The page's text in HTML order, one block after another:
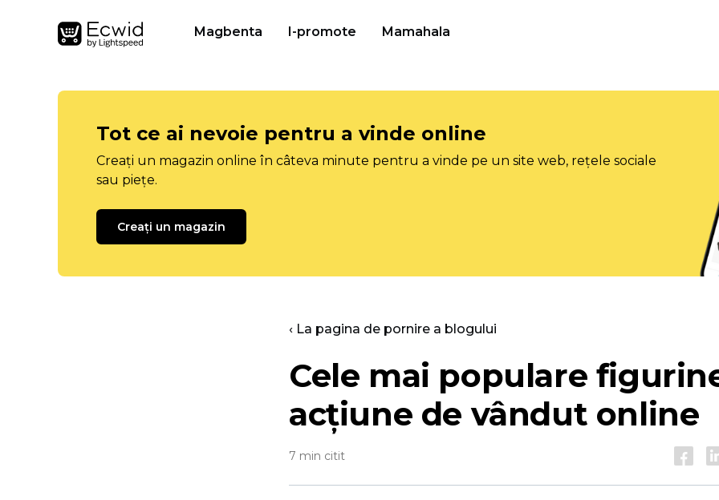
Magbenta I-promote Mamahala
Tot ce ai nevoie pentru a vinde online
Creați un magazin online în câteva minute pentru a vinde pe un site web, rețele sociale
sau piețe.
Creați un magazin
‹ La pagina de pornire a blogului
Cele mai populare
acțiune de vândut online
7 min citit